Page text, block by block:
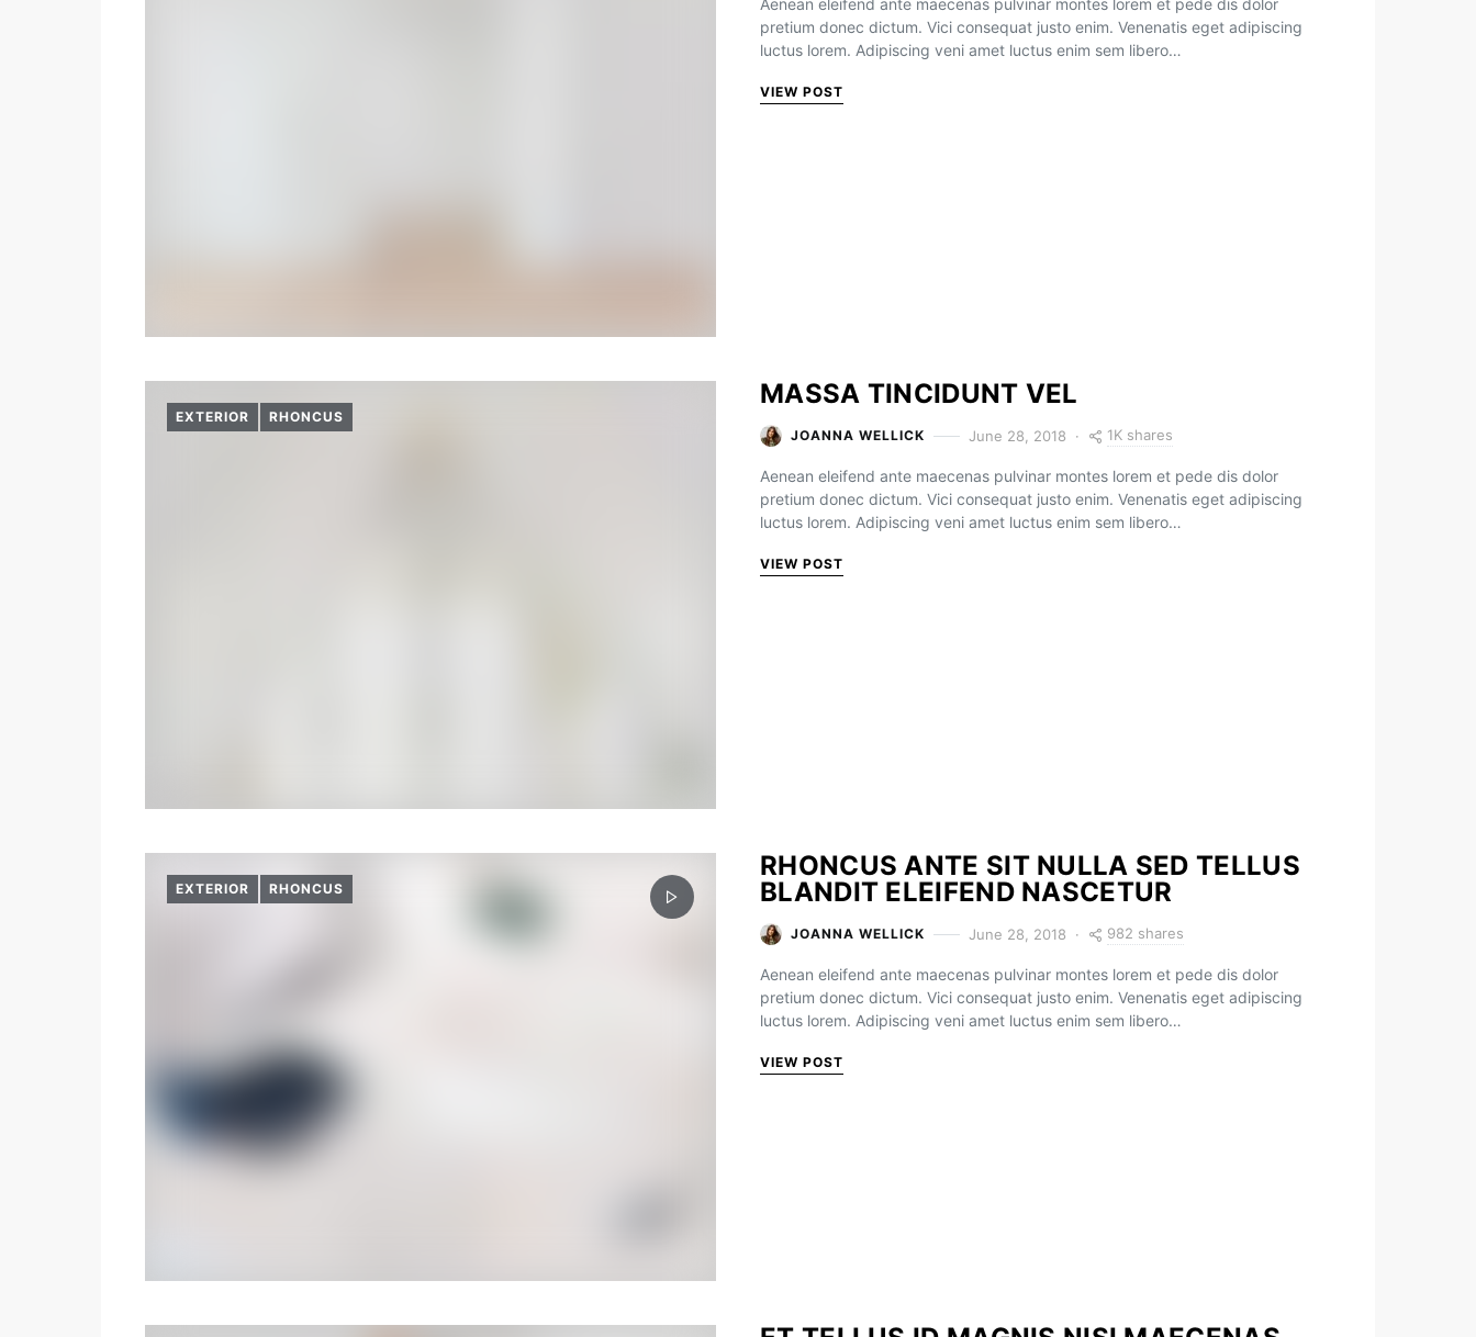
Aenean eleifend ante maecenas pulvinar montes lorem et pede dis dolor
pretium donec dictum. Vici consequat justo enim. Venenatis eget adipiscing
luctus lorem. Adipiscing veni amet luctus enim sem libero…
VIEW POST
EXTERIOR RHONCUS
MASSA TINCIDUNT VEL
JOANNA WELLICK June 28, 2018 1K shares
Aenean eleifend ante maecenas pulvinar montes lorem et pede dis dolor
pretium donec dictum. Vici consequat justo enim. Venenatis eget adipiscing
luctus lorem. Adipiscing veni amet luctus enim sem libero…
VIEW POST
EXTERIOR RHONCUS
RHONCUS ANTE SIT NULLA SED TELLUS
BLANDIT ELEIFEND NASCETUR
JOANNA WELLICK June 28, 2018 982 shares
Aenean eleifend ante maecenas pulvinar montes lorem et pede dis dolor
pretium donec dictum. Vici consequat justo enim. Venenatis eget adipiscing
luctus lorem. Adipiscing veni amet luctus enim sem libero…
VIEW POST